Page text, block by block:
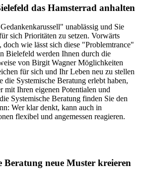
das Hamsterrad anhalten
unablässig und Sie
sich Prioritäten zu setzen. Vorwärts
wie lässt sich diese "Problemtrance"
Bielefeld werden Ihnen durch die
von Birgit Wagner Möglichkeiten
für sich und Ihr Leben neu zu stellen
die Systemische Beratung erlebt haben,
mit Ihren eigenen Potentialen und
Systemische Beratung finden Sie den
Wer klar denkt, kann auch in
flexibel und angemessen reagieren.
Beratung neue Muster kreieren